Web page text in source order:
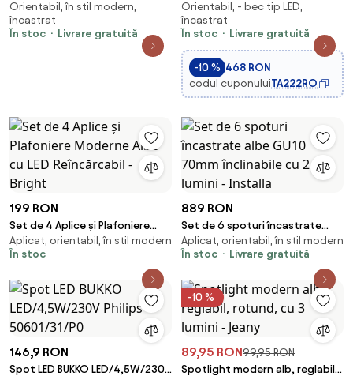
albe GU10 35mm înclinabile cu 2
lumini - Installa
Orientabil, în stil modern,
încastrat
În stoc
Livrare gratuită
BYRE 2x4,3W/230V
2200/2500/2700K
Orientabil, - bec tip LED,
încastrat
În stoc
Livrare gratuită
-10 % 468 RON
codul cuponuluiTA222RO
199 RON
Set de 4 Aplice și Plafoniere
Moderne Albe cu LED
Reîncărcabil - Bright
Aplicat, orientabil, în stil modern
În stoc
889 RON
Set de 6 spoturi încastrate
albe GU10 70mm înclinabile cu 2
lumini - Installa
Aplicat, orientabil, în stil modern
În stoc
Livrare gratuită
146,9 RON
Spot LED BUKKO LED/4,5W/230V
-10 %
89,95 RON99,95 RON
Spotlight modern alb, reglabil,